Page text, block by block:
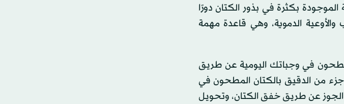
نسبة السكر في الدم والشهية. إذ تلعب أحماض أوميغا 3 الدهنية الموجودة بكثرة في بذور الكتان دورًا
الدموية، وهي قاعدة مهمة
في وجباتك اليومية عن طريق
جزء من الدقيق بالكتان المطحون في
عن طريق خفق الكتان، وتحويل